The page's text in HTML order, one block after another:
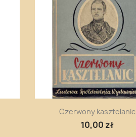
Szybki podgląd
Czerwony kasztelanic
10,00 zł